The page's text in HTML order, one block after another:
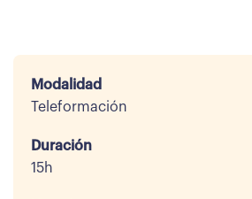
Modalidad
Teleformación
Duración
15h